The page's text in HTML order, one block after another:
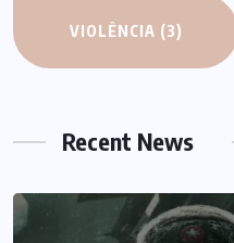
VIOLÊNCIA (3)
Recent News